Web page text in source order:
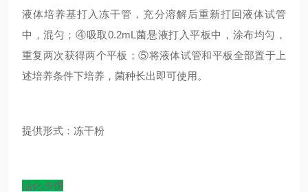
液体培养基打入冻干管，充分溶解后重新打回液体试管
中，混匀；④吸取0.2mL菌悬液打入平板中，涂布均匀，
重复两次获得两个平板；⑤将液体试管和平板全部置于上
述培养条件下培养，菌种长出即可使用。
提供形式：冻干粉
活化步骤